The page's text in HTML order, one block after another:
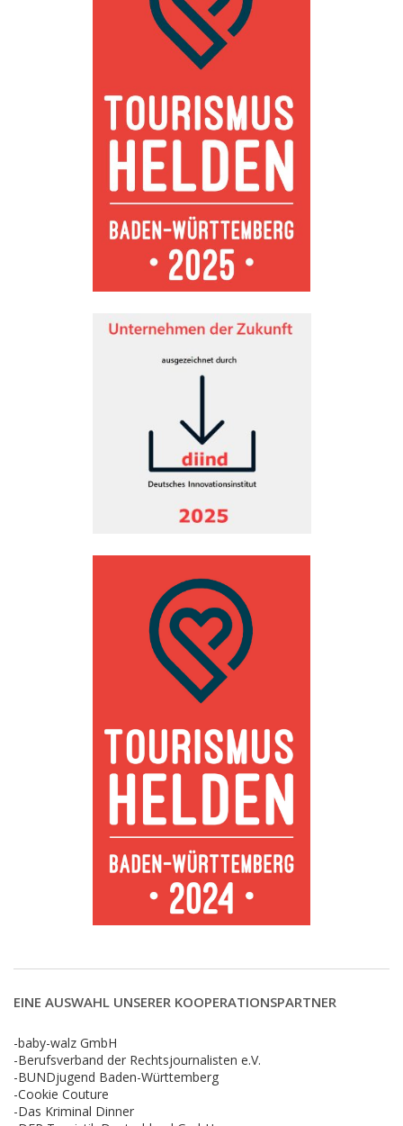
EINE AUSWAHL UNSERER KOOPERATIONSPARTNER
-baby-walz GmbH
-Berufsverband der Rechtsjournalisten e.V.
-BUNDjugend Baden-Württemberg
-Cookie Couture
-Das Kriminal Dinner